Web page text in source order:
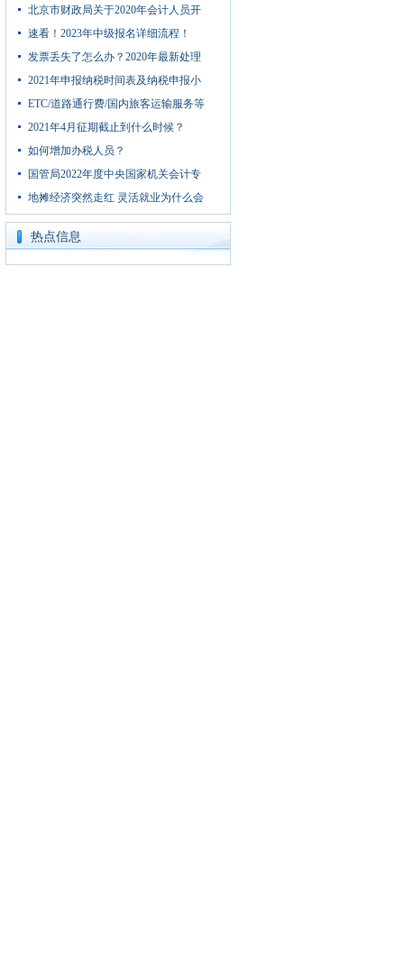
北京市财政局关于2020年会计人员开
速看！2023年中级报名详细流程！
发票丢失了怎么办？2020年最新处理
2021年申报纳税时间表及纳税申报小
ETC/道路通行费/国内旅客运输服务等
2021年4月征期截止到什么时候？
如何增加办税人员？
国管局2022年度中央国家机关会计专
地摊经济突然走红 灵活就业为什么会
热点信息